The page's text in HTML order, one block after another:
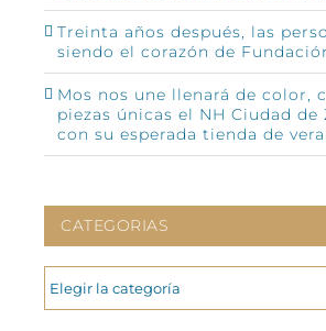
Treinta años después, las
siendo el corazón de
Mos nos une llenará de color,
piezas únicas el NH Ciudad de
con su esperada tienda de
CATEGORIAS
CATEGORIAS